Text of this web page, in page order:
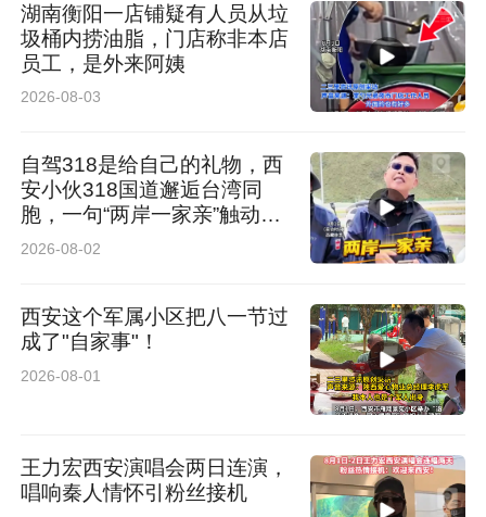
湖南衡阳一店铺疑有人员从垃
圾桶内捞油脂，门店称非本店
员工，是外来阿姨
2026-08-03
自驾318是给自己的礼物，西
安小伙318国道邂逅台湾同
胞，一句“两岸一家亲”触动人
心
2026-08-02
西安这个军属小区把八一节过
成了"自家事"！
2026-08-01
王力宏西安演唱会两日连演，
唱响秦人情怀引粉丝接机